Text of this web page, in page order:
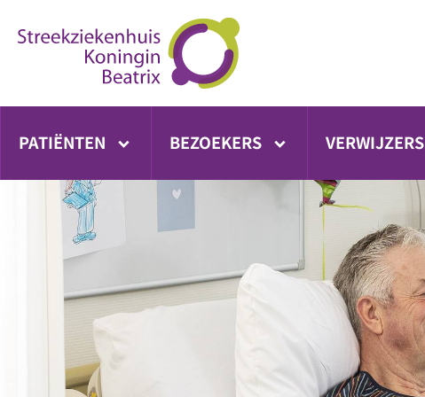
direct
PATIËNTEN BEZOEKERS VERWIJZERS